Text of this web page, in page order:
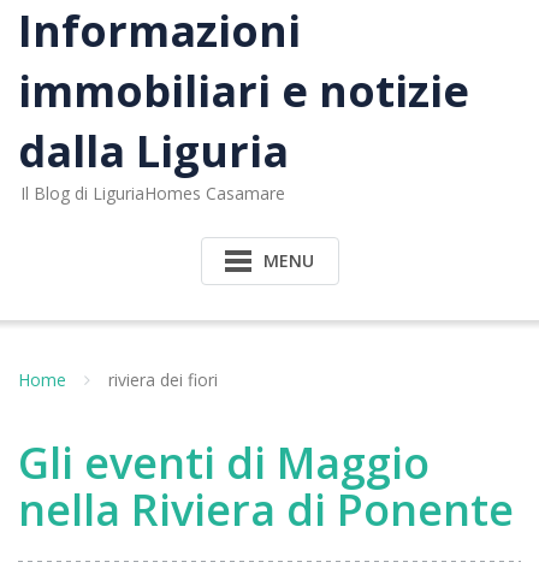
Informazioni
immobiliari e notizie
dalla Liguria
Il Blog di LiguriaHomes Casamare
MENU
Home riviera dei fiori
Gli eventi di Maggio
nella Riviera di Ponente